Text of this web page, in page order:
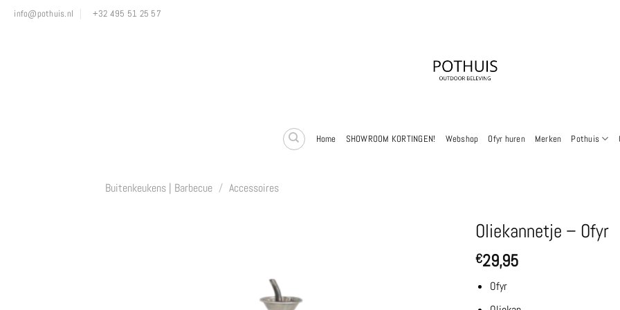
info@pothuis.nl +32 495 51 25 57
Home SHOWROOM KORTINGEN! Webshop Ofyr huren Merken Pothuis
Buitenkeukens | Barbecue / Accessoires
Oliekannetje – Ofyr
€29,95
Ofyr